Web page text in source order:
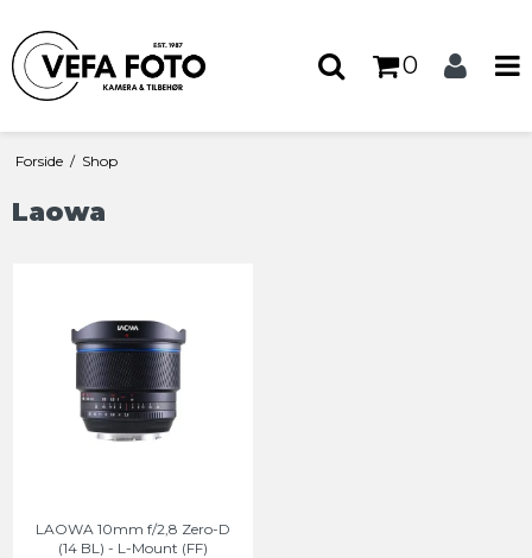
0
Forside / Shop
Laowa
LAOWA 10mm f/2,8 Zero-D
(14 BL) - L-Mount (FF)